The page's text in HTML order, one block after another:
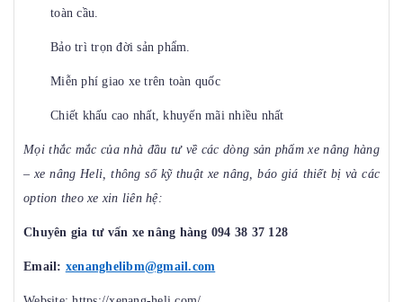
toàn cầu.
Bảo trì trọn đời sản phẩm.
Miễn phí giao xe trên toàn quốc
Chiết khấu cao nhất, khuyến mãi nhiều nhất
Mọi thắc mắc của nhà đầu tư về các dòng sản phẩm xe nâng hàng
– xe nâng Heli, thông số kỹ thuật xe nâng, báo giá thiết bị và các
option theo xe xin liên hệ:
Chuyên gia tư vấn xe nâng hàng 094 38 37 128
Email: xenanghelibm@gmail.com